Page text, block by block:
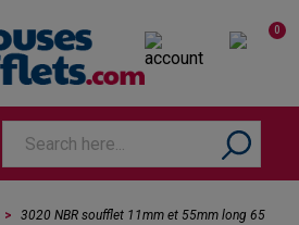
0
>
3020 NBR soufflet 11mm et 55mm long 65